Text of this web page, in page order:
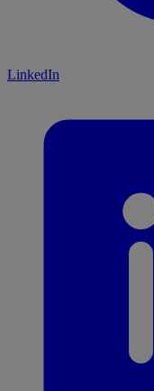
LinkedIn